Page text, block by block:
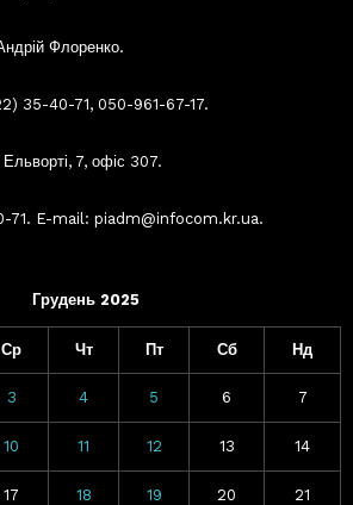
Флоренко.
35-40-71, 050-961-67-17.
7, офіс 307.
71. E-mail: piadm@infocom.kr.ua.
Грудень 2025
Ср Чт Пт Сб Нд
3 4 5 6 7
10 11 12 13 14
17 18 19 20 21